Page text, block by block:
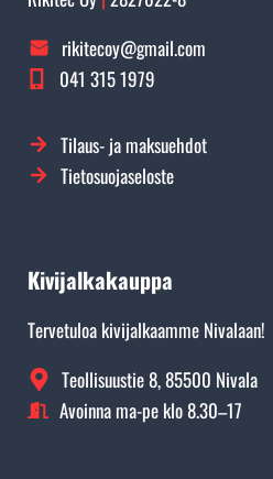
rikitecoy@gmail.com
041 315 1979
Tilaus- ja maksuehdot
Tietosuojaseloste
Kivijalkakauppa
Tervetuloa kivijalkaamme Nivalaan!
Teollisuustie 8, 85500 Nivala
Avoinna ma-pe klo 8.30–17